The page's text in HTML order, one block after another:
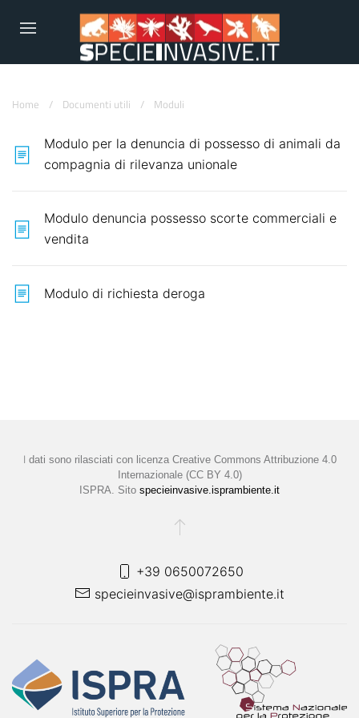
Home / Documenti utili / Moduli
Modulo per la denuncia di possesso di animali da
compagnia di rilevanza unionale
Modulo denuncia possesso scorte commerciali e
vendita
Modulo di richiesta deroga
I dati sono rilasciati con licenza Creative Commons Attribuzione 4.0
Internazionale (CC BY 4.0)
ISPRA. Sito specieinvasive.isprambiente.it
+39 0650072650
specieinvasive@isprambiente.it